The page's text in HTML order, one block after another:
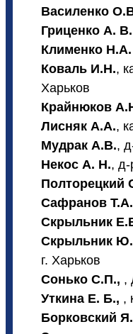
Василенко
Гриценко А. В.
Клименко Н.А.
Коваль И.Н.,
Харьков
Крайнюков
Лисняк А.А.,
Мудрак А.В.,
Некос А. Н., д-
Полторецкий
Сафранов
Скрыльник
Скрыльник
г. Харьков
Сонько С.П., ,
Уткина Е. Б., ,
Борковский Я.